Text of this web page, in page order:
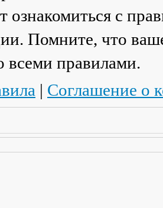
ознакомиться с
Помните, что
всеми правилами.
| Соглашение о